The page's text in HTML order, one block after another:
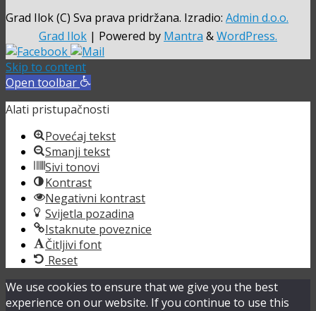
Grad Ilok (C) Sva prava pridržana. Izradio: Admin d.o.o.
Grad Ilok | Powered by Mantra &WordPress.
Skip to content
Open toolbar
Alati pristupačnosti
Povećaj tekst
Smanji tekst
Sivi tonovi
Kontrast
Negativni kontrast
Svijetla pozadina
Istaknute poveznice
Čitljivi font
Reset
We use cookies to ensure that we give you the best
experience on our website. If you continue to use this